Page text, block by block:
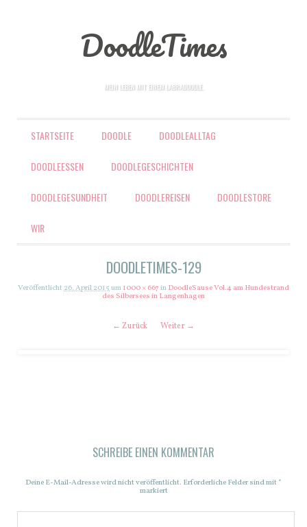
DoodleTimes
MEIN LEBEN MIT EINEM LABRADOODLE.
MENÜ
ZUM INHALT SPRINGEN
STARTSEITE DOODLE DOODLEALLTAG
DOODLEESSEN DOODLEGESCHICHTEN
DOODLEGESUNDHEIT DOODLEREISEN DOODLESTORE
WIR
DOODLETIMES-129
Veröffentlicht26. April 2015um1000 × 667inDoodleSause Vol.4 am Hundestrand
des Silbersees in Langenhagen
← Zurück Weiter →
SCHREIBE EINEN KOMMENTAR
Deine E-Mail-Adresse wird nicht veröffentlicht. Erforderliche Felder sind mit*
markiert